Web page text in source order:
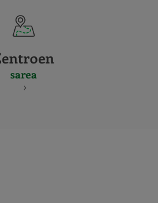
sarea